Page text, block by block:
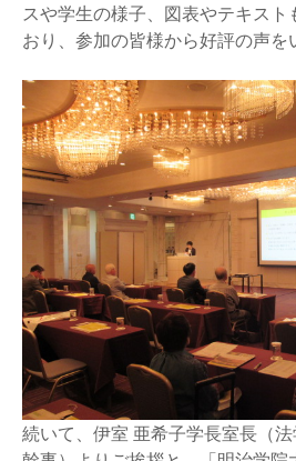
スや学生の様子、図表やテキスト
おり、参加の皆様から好評の声を
続いて、伊室 亜希子学長室長（